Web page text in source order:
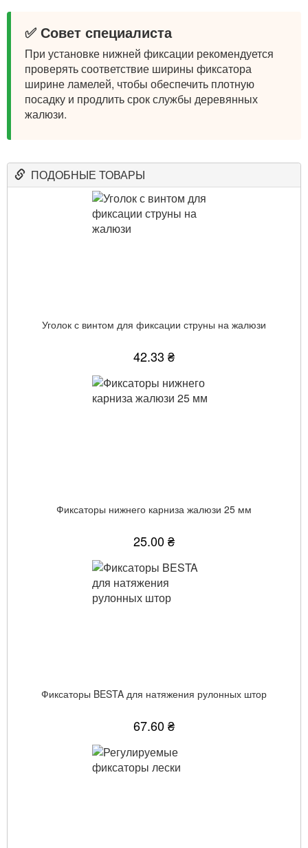
✅ Совет специалиста
При установке нижней фиксации рекомендуется
проверять соответствие ширины фиксатора
ширине ламелей, чтобы обеспечить плотную
посадку и продлить срок службы деревянных
жалюзи.
ПОДОБНЫЕ ТОВАРЫ
Уголок с винтом для фиксации струны на жалюзи
42.33 ₴
Фиксаторы нижнего карниза жалюзи 25 мм
25.00 ₴
Фиксаторы BESTA для натяжения рулонных штор
67.60 ₴